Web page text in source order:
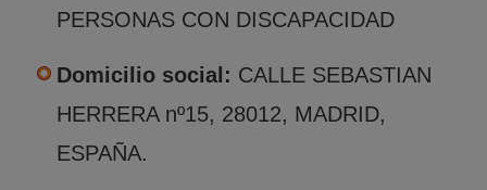
PERSONAS CON DISCAPACIDAD
Domicilio social: CALLE SEBASTIAN
HERRERA nº15, 28012, MADRID,
ESPAÑA.